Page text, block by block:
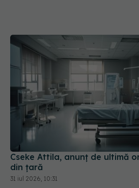
Cseke Attila, anunț de ultimă
din țară
31 iul 2026, 10:31